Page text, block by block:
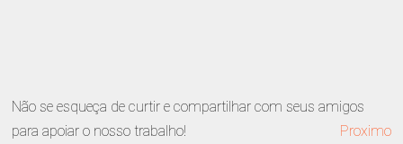
Não se esqueça de curtir e compartilhar com seus amigos
para apoiar o nosso trabalho!
Proximo